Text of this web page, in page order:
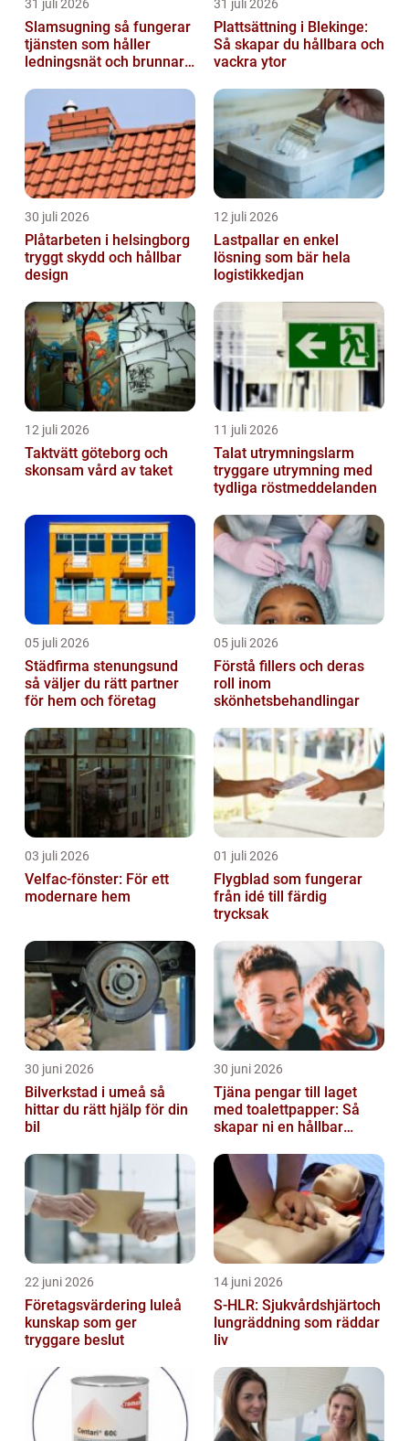
31 juli 2026
Slamsugning så fungerar
tjänsten som håller
ledningsnät och brunnar i
31 juli 2026
Plattsättning i Blekinge:
Så skapar du hållbara och
vackra ytor
30 juli 2026
Plåtarbeten i helsingborg
tryggt skydd och hållbar
design
12 juli 2026
Lastpallar en enkel
lösning som bär hela
logistikkedjan
12 juli 2026
Taktvätt göteborg och
skonsam vård av taket
11 juli 2026
Talat utrymningslarm
tryggare utrymning med
tydliga röstmeddelanden
05 juli 2026
Städfirma stenungsund
så väljer du rätt partner
för hem och företag
05 juli 2026
Förstå fillers och deras
roll inom
skönhetsbehandlingar
03 juli 2026
Velfac-fönster: För ett
modernare hem
01 juli 2026
Flygblad som fungerar
från idé till färdig
trycksak
30 juni 2026
Bilverkstad i umeå så
hittar du rätt hjälp för din
bil
30 juni 2026
Tjäna pengar till laget
med toalettpapper: Så
skapar ni en hållbar
22 juni 2026
Företagsvärdering luleå
kunskap som ger
tryggare beslut
14 juni 2026
S-HLR: Sjukvårdshjärtoch
lungräddning som räddar
liv